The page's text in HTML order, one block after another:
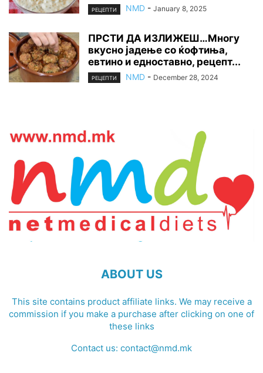
РЕЦЕПТИ NMD - January 8, 2025
ПРСТИ ДА ИЗЛИЖЕШ…Многу
вкусно јадење со ќофтиња,
евтино и едноставно, рецепт...
РЕЦЕПТИ NMD - December 28, 2024
ABOUT US
This site contains product affiliate links. We may receive a
commission if you make a purchase after clicking on one of
these links
Contact us: contact@nmd.mk